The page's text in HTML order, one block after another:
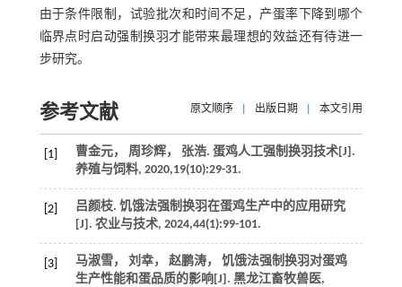
由于条件限制，试验批次和时间不足，产蛋率下降到哪个
临界点时启动强制换羽才能带来最理想的效益还有待进一
步研究。
参考文献 原文顺序 出版日期 本文引用
[1]
曹金元， 周珍辉， 张浩. 蛋鸡人工强制换羽技术[J].
养殖与饲料, 2020,19(10):29-31.
[2]
吕颜枝. 饥饿法强制换羽在蛋鸡生产中的应用研究
[J]. 农业与技术, 2024,44(1):99-101.
[3]
马淑雪， 刘幸， 赵鹏涛， 饥饿法强制换羽对蛋鸡
生产性能和蛋品质的影响[J]. 黑龙江畜牧兽医,